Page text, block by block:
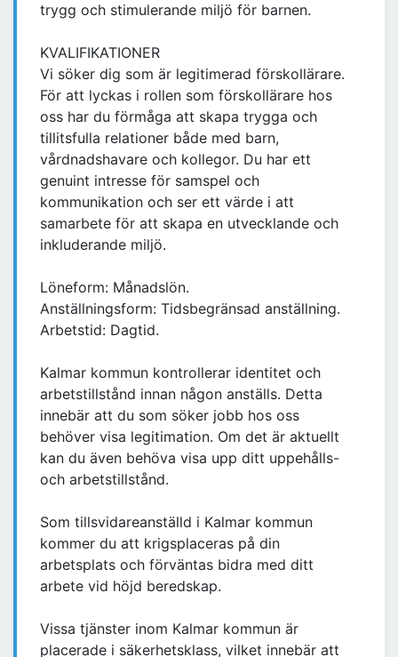
trygg och stimulerande miljö för barnen.
KVALIFIKATIONER
Vi söker dig som är legitimerad förskollärare.
För att lyckas i rollen som förskollärare hos
oss har du förmåga att skapa trygga och
tillitsfulla relationer både med barn,
vårdnadshavare och kollegor. Du har ett
genuint intresse för samspel och
kommunikation och ser ett värde i att
samarbete för att skapa en utvecklande och
inkluderande miljö.
Löneform: Månadslön.
Anställningsform: Tidsbegränsad anställning.
Arbetstid: Dagtid.
Kalmar kommun kontrollerar identitet och
arbetstillstånd innan någon anställs. Detta
innebär att du som söker jobb hos oss
behöver visa legitimation. Om det är aktuellt
kan du även behöva visa upp ditt uppehålls-
och arbetstillstånd.
Som tillsvidareanställd i Kalmar kommun
kommer du att krigsplaceras på din
arbetsplats och förväntas bidra med ditt
arbete vid höjd beredskap.
Vissa tjänster inom Kalmar kommun är
placerade i säkerhetsklass, vilket innebär att